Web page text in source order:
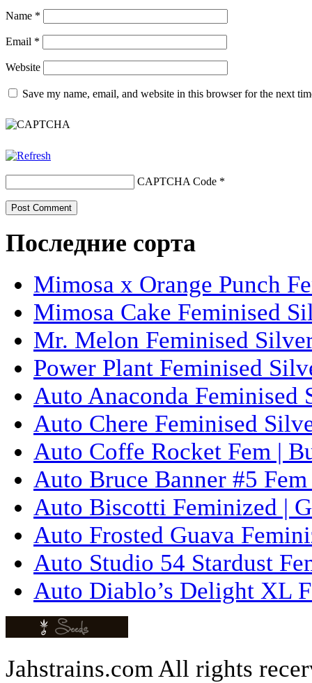
Name *
Email *
Website
Save my name, email, and website in this browser for the next
CAPTCHA Code *
Последние сорта
Mimosa x Orange Punch
Mimosa Cake Feminised
Mr. Melon Feminised
Power Plant Feminised
Auto Anaconda Feminised
Auto Chere Feminised
Auto Coffe Rocket Fem |
Auto Bruce Banner #5
Auto Biscotti Feminized |
Auto Frosted Guava
Auto Studio 54 Stardust
Auto Diablo’s Delight XL
Jahstrains.comAll rights